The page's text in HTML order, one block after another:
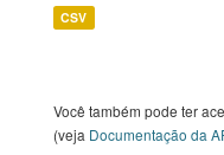
CSV
Você também pode ter
(veja Documentação da